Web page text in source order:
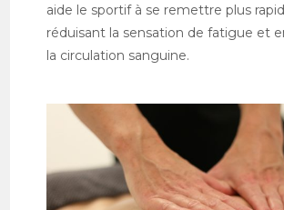
aide le sportif à se remettre plus
réduisant la sensation de fatigue et
la circulation sanguine.